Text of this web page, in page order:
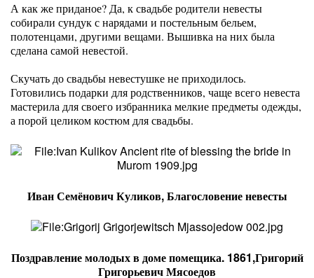
А как же приданое? Да, к свадьбе родители невесты
собирали сундук с нарядами и постельным бельем,
полотенцами, другими вещами. Вышивка на них была
сделана самой невестой.
Скучать до свадьбы невестушке не приходилось.
Готовились подарки для родственников, чаще всего невеста
мастерила для своего избранника мелкие предметы одежды,
а порой целиком костюм для свадьбы.
Иван Семёнович Куликов, Благословение невесты
Поздравление молодых в доме помещика. 1861,Григорий
Григорьевич Мясоедов